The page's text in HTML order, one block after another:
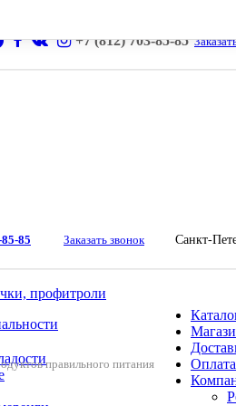
+7 (812) 703-85-85
профитроли
85 Заказать звонок Санкт-
правильного питания
Оплата